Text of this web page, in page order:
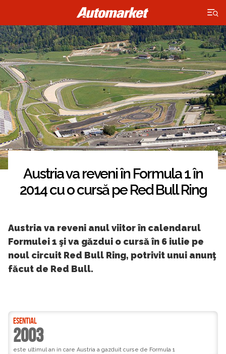
×
Austria va reveni în Formula 1 în
2014 cu o cursă pe Red Bull Ring
Austria va reveni anul viitor în calendarul
Formulei 1 şi va găzdui o cursă în 6 iulie pe
noul circuit Red Bull Ring, potrivit unui anunţ
făcut de Red Bull.
ESENTIAL
2003
este ultimul an in care Austria a gazduit curse de Formula 1